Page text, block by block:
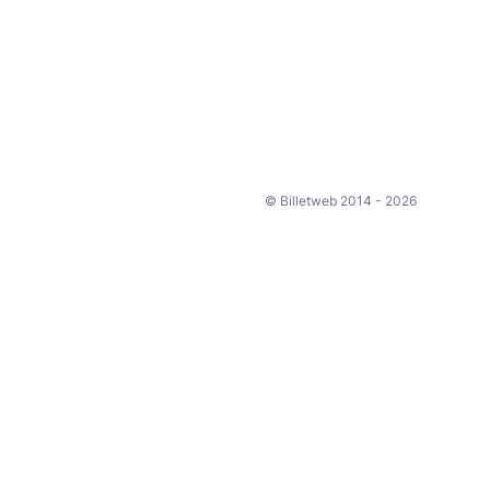
© Billetweb 2014 - 2026